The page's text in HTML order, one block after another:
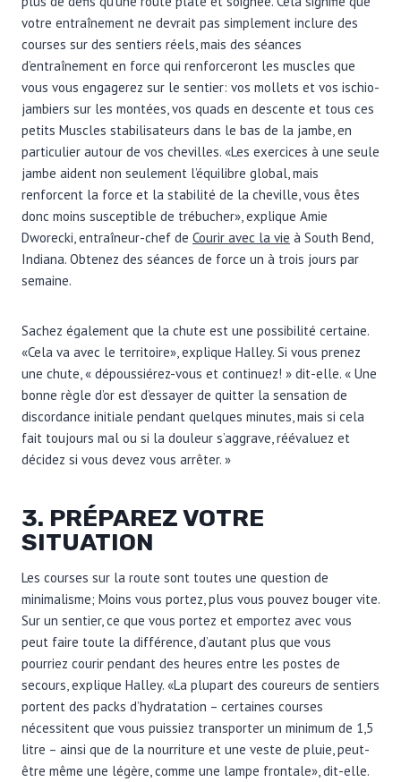
votre entraînement ne devrait pas simplement inclure des
courses sur des sentiers réels, mais des séances
d’entraînement en force qui renforceront les muscles que
vous vous engagerez sur le sentier: vos mollets et vos ischio-
jambiers sur les montées, vos quads en descente et tous ces
petits Muscles stabilisateurs dans le bas de la jambe, en
particulier autour de vos chevilles. «Les exercices à une seule
jambe aident non seulement l’équilibre global, mais
renforcent la force et la stabilité de la cheville, vous êtes
donc moins susceptible de trébucher», explique Amie
Dworecki, entraîneur-chef de Courir avec la vie à South Bend,
Indiana. Obtenez des séances de force un à trois jours par
semaine.
Sachez également que la chute est une possibilité certaine.
«Cela va avec le territoire», explique Halley. Si vous prenez
une chute, « dépoussiérez-vous et continuez! » dit-elle. « Une
bonne règle d’or est d’essayer de quitter la sensation de
discordance initiale pendant quelques minutes, mais si cela
fait toujours mal ou si la douleur s’aggrave, réévaluez et
décidez si vous devez vous arrêter. »
3. PRÉPAREZ VOTRE
SITUATION
Les courses sur la route sont toutes une question de
minimalisme; Moins vous portez, plus vous pouvez bouger vite.
Sur un sentier, ce que vous portez et emportez avec vous
peut faire toute la différence, d’autant plus que vous
pourriez courir pendant des heures entre les postes de
secours, explique Halley. «La plupart des coureurs de sentiers
portent des packs d’hydratation – certaines courses
nécessitent que vous puissiez transporter un minimum de 1,5
litre – ainsi que de la nourriture et une veste de pluie, peut-
être même une légère, comme une lampe frontale», dit-elle.